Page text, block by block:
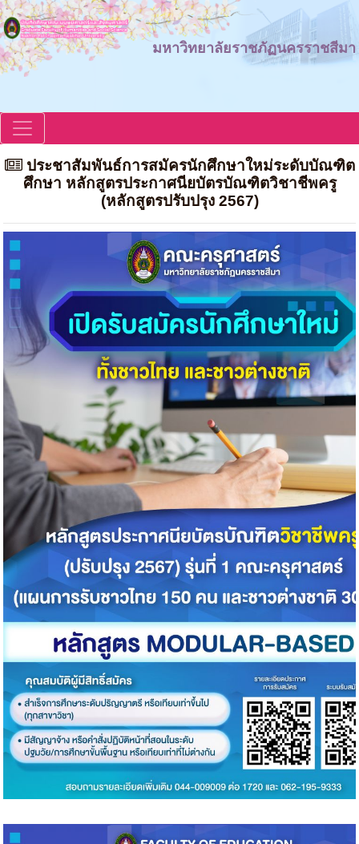
มหาวิทยาลัยราชภัฏนครราชสีมา
ประชาสัมพันธ์การสมัครนักศึกษาใหม่ระดับบัณฑิต
ศึกษา หลักสูตรประกาศนียบัตรบัณฑิตวิชาชีพครู
(หลักสูตรปรับปรุง 2567)